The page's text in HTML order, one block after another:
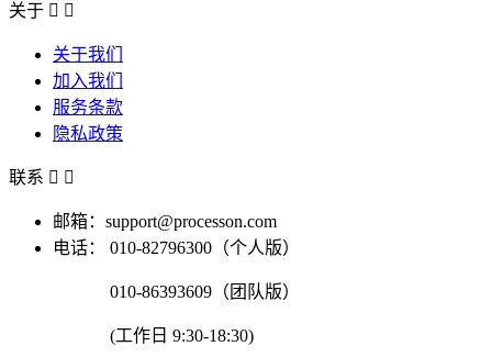
关于  
关于我们
加入我们
服务条款
隐私政策
联系  
邮箱：support@processon.com
电话：
010-82796300（个人版）
010-86393609（团队版）
(工作日 9:30-18:30)